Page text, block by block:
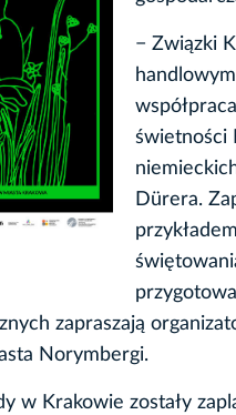
− Związki
świetności
Dürera.
zapraszają
Norymbergi.
w Krakowie zostały